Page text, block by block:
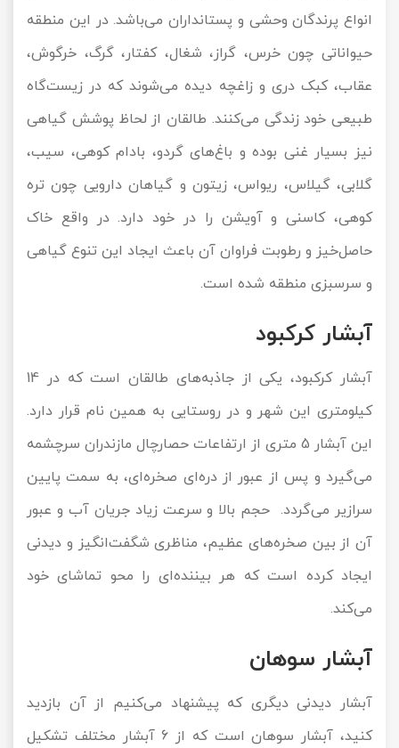
انواع پرندگان وحشی و پستانداران می‌باشد. در این منطقه
حیواناتی چون خرس، گراز، شغال، کفتار، گرگ، خرگوش،
عقاب، کبک دری و زاغچه دیده می‌شوند که در زیست‌گاه
طبیعی خود زندگی می‌کنند. طالقان از لحاظ پوشش گیاهی
نیز بسیار غنی بوده و باغ‌های گردو، بادام کوهی، سیب،
گلابی، گیلاس، ریواس، زیتون و گیاهان دارویی چون تره
‌کوهی، کاسنی و آویشن را در خود دارد. در واقع خاک
حاصل‌خیز و رطوبت فراوان آن باعث ایجاد این تنوع گیاهی
و سرسبزی منطقه شده است.
آبشار کرکبود
آبشار کرکبود، یکی از جاذبه‌های طالقان است که در 14
کیلومتری این شهر و در روستایی به همین نام قرار دارد.
این آبشار 5 متری از ارتفاعات حصارچال مازندران سرچشمه
می‌گیرد و پس از عبور از دره‌ای صخره‌ای، به سمت پایین
سرازیر می‌گردد. حجم بالا و سرعت زیاد جریان آب و عبور
آن از بین صخره‌های عظیم، مناظری شگفت‌انگیز و دیدنی
ایجاد کرده است که هر بیننده‌ای را محو تماشای خود
می‌کند.
آبشار سوهان
آبشار دیدنی دیگری که پیشنهاد می‌کنیم از آن بازدید
کنید، آبشار سوهان است که از 6 آبشار مختلف تشکیل